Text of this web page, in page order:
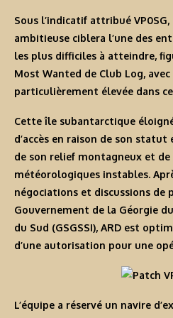
Sous l’indicatif attribué VP0SG
ambitieuse ciblera l’une des
les plus difficiles à atteindre,
Most Wanted de Club Log,
particulièrement élevée dans
Cette île subantarctique
d’accès en raison de son
de son relief montagneux et
météorologiques instables.
négociations et discussions de
Gouvernement de la Géorgie
du Sud (GSGSSI), ARD est
d’une autorisation pour une
L’équipe a réservé un navire